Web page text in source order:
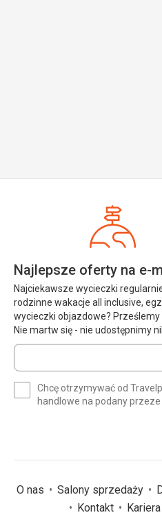
Najlepsze oferty na e-
Najciekawsze wycieczki
rodzinne wakacje all inclusive,
wycieczki objazdowe?
Nie martw się - nie udostępnimy
Wprowadź
swój
(wymagane)
Chcę otrzymywać od
handlowe na podany
O nas Salony sprzedaży
Kontakt
Kariera